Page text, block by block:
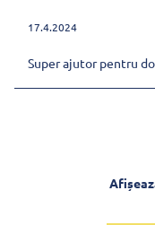
17.4.2024
Super ajutor pentru